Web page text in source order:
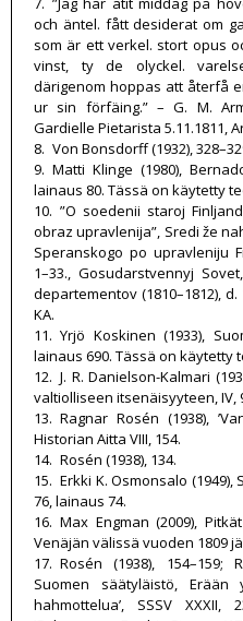
och äntel. fått desiderat om
som är ett verkel. stort opus
vinst, ty de olyckel.
därigenom hoppas att återfå
ur sin förfäing.” – G. M.
Gardielle Pietarista 5.11.1811,
8. Von Bonsdorff (1932),
9. Matti Klinge (1980),
lainaus 80. Tässä on käytetty
10. ”O soedenii staroj
obraz upravlenija”, Sredi že
Speranskogo po upravleniju
1–33., Gosudarstvennyj
departementov (1810–1812), d.
KA.
11. Yrjö Koskinen (1933),
lainaus 690. Tässä on käytetty
12. J. R. Danielson-Kalmari
valtiolliseen itsenäisyyteen, IV,
13. Ragnar Rosén (1938),
Historian Aitta VIII, 154.
14. Rosén (1938), 134.
15. Erkki K. Osmonsalo
76, lainaus 74.
16. Max Engman (2009),
Venäjän välissä vuoden 1809
17. Rosén (1938), 154–159;
Suomen säätyläistö, Erään
hahmottelua’, SSSV XXXII,